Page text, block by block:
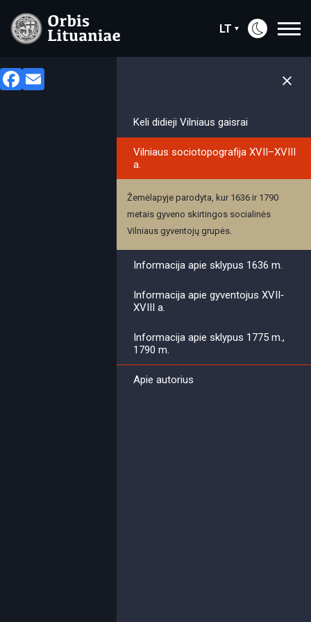
LT
Facebook
Keli didieji Vilniaus gaisrai
Vilniaus sociotopografija XVII–XVIII
a.
Žemėlapyje parodyta, kur 1636 ir 1790
metais gyveno skirtingos socialinės
Vilniaus gyventojų grupės.
Informacija apie sklypus 1636 m.
Informacija apie gyventojus XVII‐
XVIII a.
Informacija apie sklypus 1775 m.,
1790 m.
Apie autorius